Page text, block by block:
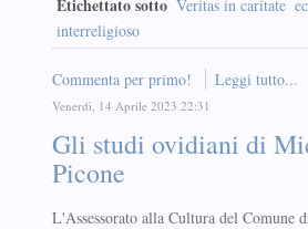
Veritas in caritate
interreligioso
Commenta per primo! Leggi tutto...
Venerdì, 14 Aprile 2023 22:31
Gli studi ovidiani di
Picone
L'Assessorato alla Cultura del Comune